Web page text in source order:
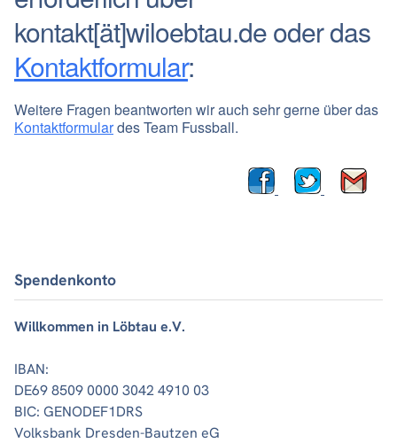
kontakt[ät]wiloebtau.de oder das
Kontaktformular:
Weitere Fragen beantworten wir auch sehr gerne über das
Kontaktformulardes Team Fussball.
Spendenkonto
Willkommen in Löbtau e.V.
IBAN:
DE69 8509 0000 3042 4910 03
BIC: GENODEF1DRS
Volksbank Dresden-Bautzen eG